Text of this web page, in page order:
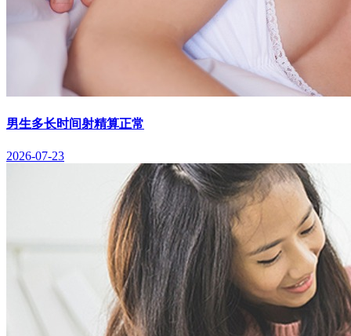
男生多长时间射精算正常
2026-07-23